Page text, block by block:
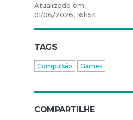
Atualizado em:
01/06/2026, 16h54
TAGS
Compulsão Games
COMPARTILHE